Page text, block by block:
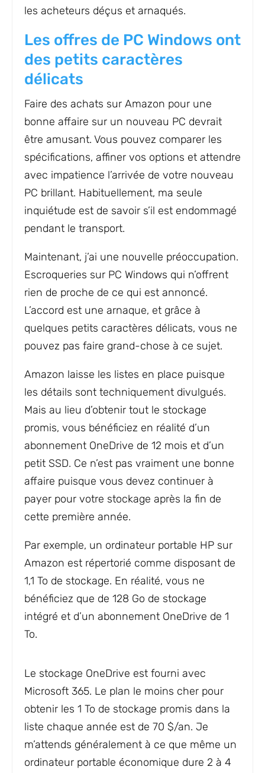
les acheteurs déçus et arnaqués.
Les offres de PC Windows ont
des petits caractères
délicats
Faire des achats sur Amazon pour une
bonne affaire sur un nouveau PC devrait
être amusant. Vous pouvez comparer les
spécifications, affiner vos options et attendre
avec impatience l’arrivée de votre nouveau
PC brillant. Habituellement, ma seule
inquiétude est de savoir s’il est endommagé
pendant le transport.
Maintenant, j’ai une nouvelle préoccupation.
Escroqueries sur PC Windows qui n’offrent
rien de proche de ce qui est annoncé.
L’accord est une arnaque, et grâce à
quelques petits caractères délicats, vous ne
pouvez pas faire grand-chose à ce sujet.
Amazon laisse les listes en place puisque
les détails sont techniquement divulgués.
Mais au lieu d’obtenir tout le stockage
promis, vous bénéficiez en réalité d’un
abonnement OneDrive de 12 mois et d’un
petit SSD. Ce n’est pas vraiment une bonne
affaire puisque vous devez continuer à
payer pour votre stockage après la fin de
cette première année.
Par exemple, un ordinateur portable HP sur
Amazon est répertorié comme disposant de
1,1 To de stockage. En réalité, vous ne
bénéficiez que de 128 Go de stockage
intégré et d’un abonnement OneDrive de 1
To.
Le stockage OneDrive est fourni avec
Microsoft 365. Le plan le moins cher pour
obtenir les 1 To de stockage promis dans la
liste chaque année est de 70 $/an. Je
m’attends généralement à ce que même un
ordinateur portable économique dure 2 à 4